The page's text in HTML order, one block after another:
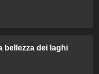
bellezza dei laghi